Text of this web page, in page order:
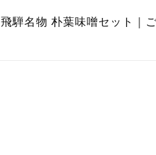
飛騨名物 朴葉味噌セット｜